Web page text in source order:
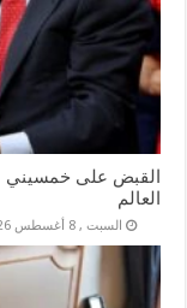
القبض على خمسيني
العالم
السبت , 8 أغسطس 2026